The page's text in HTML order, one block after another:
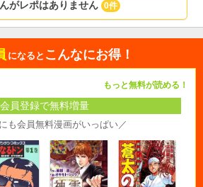
がレポはありません 0件
になると こんなにお得！
もっと無料が読める！
会員登録で無料増量
も会員無料漫画がいっぱい／